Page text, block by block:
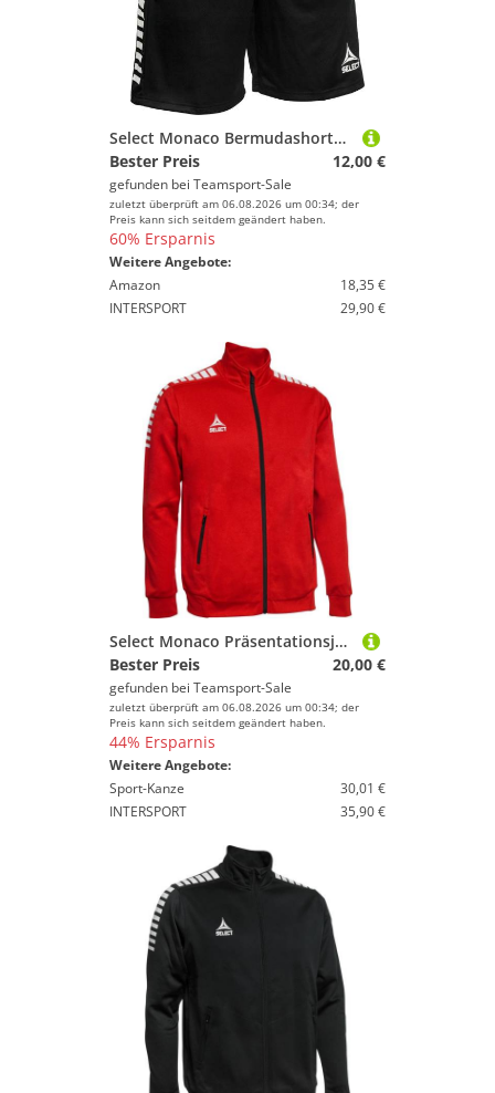
Select Monaco Bermudashorts schwarz weiss M
Bester Preis
12,00 €
gefunden bei Teamsport-Sale
zuletzt überprüft am 06.08.2026 um 00:34; der
Preis kann sich seitdem geändert haben.
60% Ersparnis
Weitere Angebote:
Amazon
18,35 €
INTERSPORT
29,90 €
Select Monaco Präsentationsjacke Herren rot weiss XXXL
Bester Preis
20,00 €
gefunden bei Teamsport-Sale
zuletzt überprüft am 06.08.2026 um 00:34; der
Preis kann sich seitdem geändert haben.
44% Ersparnis
Weitere Angebote:
Sport-Kanze
30,01 €
INTERSPORT
35,90 €